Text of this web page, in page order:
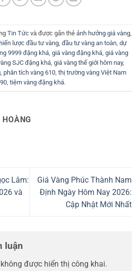
Tin Tức và được gắn thẻ ảnh hưởng giá vàng
lược đầu tư vàng, đầu tư vàng an toàn, dự
9999 đặng khá giá vàng đặng khá giá vàng
SJC đặng khá giá vàng thế giới hôm nay,
phân tích vàng 610 thị trường vàng Việt Nam
tiệm vàng đặng khá.
HOÀNG
Lâm:
và
Giá Vàng Phúc Thành Nam
Định Ngày Hôm Nay 2026:
Cập Nhật Mới Nhất
luận
được hiển thị công khai.